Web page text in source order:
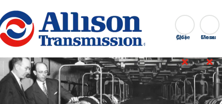
Go Home 찾다
Close